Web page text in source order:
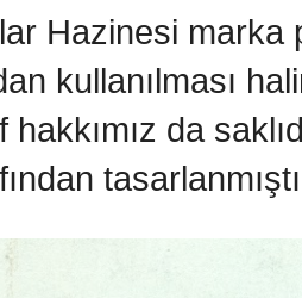
Hazinesi marka
kullanılması
hakkımız da